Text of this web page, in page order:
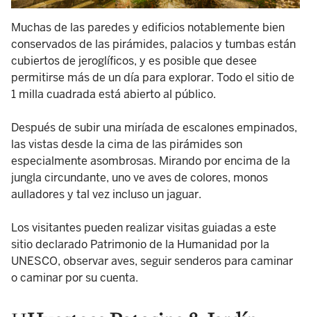
Muchas de las paredes y edificios notablemente bien
conservados de las pirámides, palacios y tumbas están
cubiertos de jeroglíficos, y es posible que desee
permitirse más de un día para explorar. Todo el sitio de
1 milla cuadrada está abierto al público.
Después de subir una miríada de escalones empinados,
las vistas desde la cima de las pirámides son
especialmente asombrosas. Mirando por encima de la
jungla circundante, uno ve aves de colores, monos
aulladores y tal vez incluso un jaguar.
Los visitantes pueden realizar visitas guiadas a este
sitio declarado Patrimonio de la Humanidad por la
UNESCO, observar aves, seguir senderos para caminar
o caminar por su cuenta.